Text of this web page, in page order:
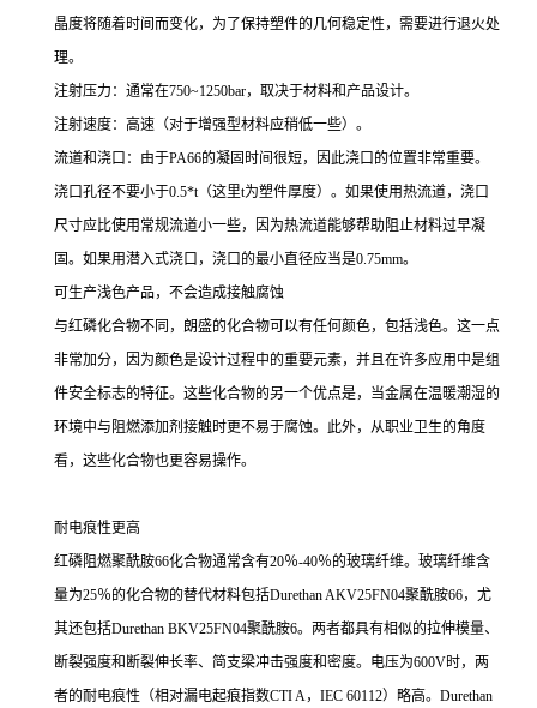
晶度将随着时间而变化，为了保持塑件的几何稳定性，需要进行退火处
理。
注射压力：通常在750~1250bar，取决于材料和产品设计。
注射速度：高速（对于增强型材料应稍低一些）。
流道和浇口：由于PA66的凝固时间很短，因此浇口的位置非常重要。
浇口孔径不要小于0.5*t（这里t为塑件厚度）。如果使用热流道，浇口
尺寸应比使用常规流道小一些，因为热流道能够帮助阻止材料过早凝
固。如果用潜入式浇口，浇口的最小直径应当是0.75mm。
可生产浅色产品，不会造成接触腐蚀
与红磷化合物不同，朗盛的化合物可以有任何颜色，包括浅色。这一点
非常加分，因为颜色是设计过程中的重要元素，并且在许多应用中是组
件安全标志的特征。这些化合物的另一个优点是，当金属在温暖潮湿的
环境中与阻燃添加剂接触时更不易于腐蚀。此外，从职业卫生的角度
看，这些化合物也更容易操作。
耐电痕性更高
红磷阻燃聚酰胺66化合物通常含有20％-40％的玻璃纤维。玻璃纤维含
量为25％的化合物的替代材料包括Durethan AKV25FN04聚酰胺66，尤
其还包括Durethan BKV25FN04聚酰胺6。两者都具有相似的拉伸模量、
断裂强度和断裂伸长率、简支梁冲击强度和密度。电压为600V时，两
者的耐电痕性（相对漏电起痕指数CTI A，IEC 60112）略高。Durethan